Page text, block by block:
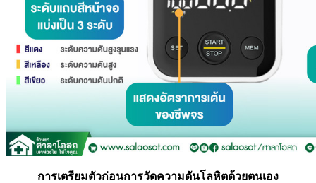
การเตรียมตัวก่อนการวัดความดันโลหิตด้วยตนเอง